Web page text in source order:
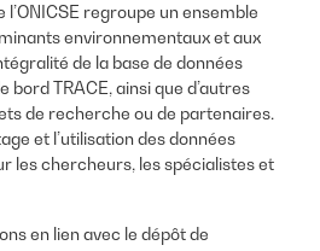
l’ONICSE regroupe un ensemble
environnementaux et aux
de la base de données
bord TRACE, ainsi que d’autres
de recherche ou de partenaires.
et l’utilisation des données
les chercheurs, les spécialistes et
en lien avec le dépôt de